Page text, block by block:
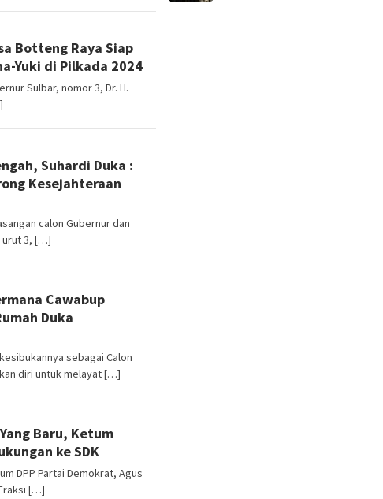
Botteng Raya Siap
Yuki di Pilkada 2024
Sulbar, nomor 3, Dr. H.
Suhardi Duka :
Kesejahteraan
calon Gubernur dan
urut 3, […]
Cawabup
Duka
sebagai Calon
diri untuk melayat […]
Baru, Ketum
ke SDK
DPP Partai Demokrat, Agus
[…]